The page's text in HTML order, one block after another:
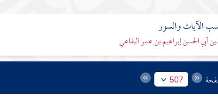
الآيات والسور
أبي الحسن إبراهيم بن عمر البقاعي
507